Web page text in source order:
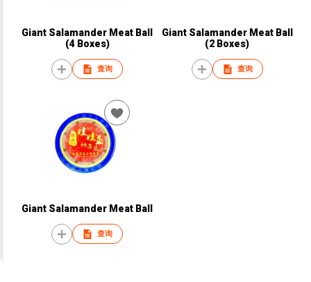
Giant Salamander Meat Ball
(4 Boxes)
查询
Giant Salamander Meat Ball
(2 Boxes)
查询
Giant Salamander Meat Ball
查询